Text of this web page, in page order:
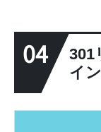
04
301
イ